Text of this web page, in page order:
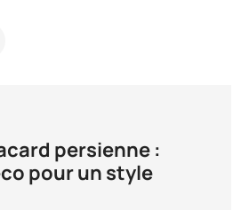
persienne :
pour un style